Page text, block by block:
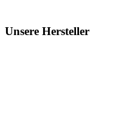
Unsere Hersteller